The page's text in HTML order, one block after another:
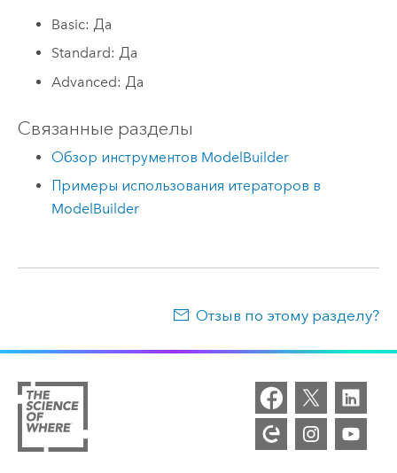
Basic: Да
Standard: Да
Advanced: Да
Связанные разделы
Обзор инструментов ModelBuilder
Примеры использования итераторов в
ModelBuilder
Отзыв по этому разделу?